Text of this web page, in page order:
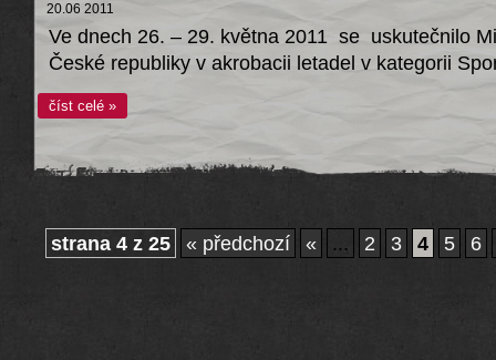
20.06 2011
Ve dnech 26. – 29. května 2011 se uskutečnilo
České republiky v akrobacii letadel v kategorii
číst celé »
strana 4 z 25 « předchozí « ... 2 3 4 5 6